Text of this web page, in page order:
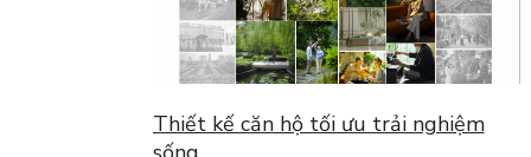
Thiết kế căn hộ tối ưu trải nghiệm